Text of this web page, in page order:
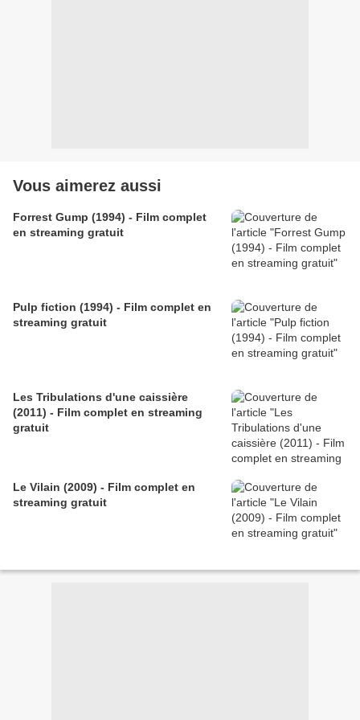
Vous aimerez aussi
Forrest Gump (1994) - Film complet
en streaming gratuit
Pulp fiction (1994) - Film complet en
streaming gratuit
Les Tribulations d'une caissière
(2011) - Film complet en streaming
gratuit
Le Vilain (2009) - Film complet en
streaming gratuit